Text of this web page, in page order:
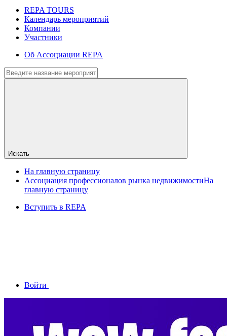
REPA TOURS
Календарь мероприятий
Компании
Участники
Об Ассоциации REPA
Искать
На главную страницу
Ассоциация профессионалов рынка недвижимостиНа
главную страницу
Вступить в REPA
Войти